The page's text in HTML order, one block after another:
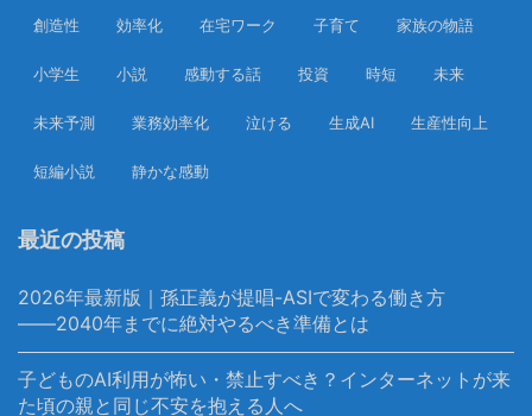
創造性 効率化 在宅ワーク 子育て 家族の物語
小学生 小説 感動する話 投資 時短 未来
未来予測 業務効率化 泣ける 生成AI 生産性向上
短編小説 静かな感動
最近の投稿
2026年最新版｜孫正義が提唱-ASIで変わる働き方
――2040年までに絶対やるべき準備とは
子どものAI利用が怖い・禁止すべき？インターネットが来
た頃の親と同じ不安を抱える人へ